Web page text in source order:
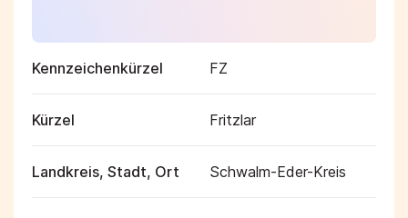
Kennzeichenkürzel FZ
Kürzel Fritzlar
Landkreis, Stadt, Ort Schwalm-Eder-Kreis